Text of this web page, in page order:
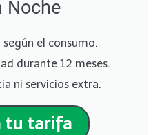
Noche
según el consumo.
durante 12 meses.
ni servicios extra.
tu tarifa